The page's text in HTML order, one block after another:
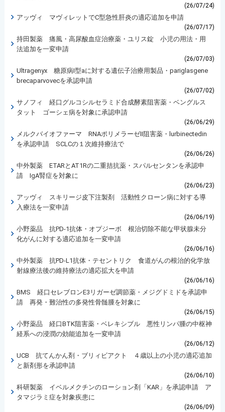
(26/07/24)
アッヴィ マヴィレットでC型急性肝炎の適応追加を申請
(26/07/17)
持田製薬 痛風・高尿酸血症治療薬・ユリス錠 小児の用法・用
法追加を一変申請
(26/07/03)
Ultragenyx 糖原病I型aに対する遺伝子治療用製品・pariglasgene
brecaparvovecを承認申請
(26/07/02)
サノフィ 経口グルコシルセラミド合成酵素阻害薬・ベングルス
タット ゴーシェ病を対象に承認申請
(26/06/29)
メルクバイオファーマ RNAポリメラーゼII阻害薬・lurbinectedin
を承認申請 SCLCの１次維持療法で
(26/06/26)
中外製薬 ETARとAT1Rの二重拮抗薬・スパルセンタンを承認申
請 IgA腎症を対象に
(26/06/23)
アッヴィ スキリージ皮下注製剤 活動性クローン病に対する導
入療法を一変申請
(26/06/19)
小野薬品 抗PD-1抗体・オプジーボ 根治切除不能な甲状腺未分
化がんに対する適応追加を一変申請
(26/06/16)
中外製薬 抗PD-L1抗体・テセントリク 食道がんの根治的化学放
射線療法後の維持療法の適応拡大を申請
(26/06/16)
BMS 経口セレブロンE3リガーゼ調節薬・メジグドミドを承認申
請 再発・難治性の多発性骨髄腫を対象に
(26/06/15)
小野薬品 経口BTK阻害薬・ベレキシブル 悪性リンパ腫の中枢神
経系への浸潤の効能追加を一変申請
(26/06/12)
UCB 抗てんかん剤・ブリィビアクト ４歳以上の小児の適応追加
と新剤形を承認申請
(26/06/10)
科研製薬 イベルメクチンのローション剤「KAR」を承認申請 ア
タマジラミ症を対象疾患に
(26/06/09)